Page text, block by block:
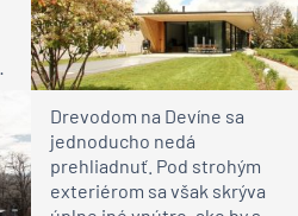
Drevodom na Devíne sa
jednoducho nedá
prehliadnuť. Pod strohým
exteriérom sa však skrýva